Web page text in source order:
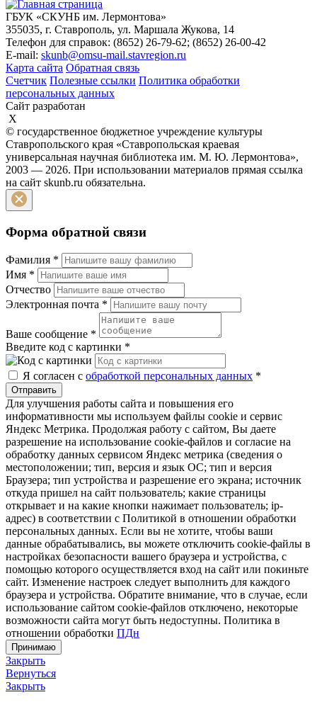
ГБУК «СКУНБ им. Лермонтова»
355035, г. Ставрополь, ул. Маршала Жукова, 14
Телефон для справок: (8652) 26-79-62; (8652) 26-00-42
E-mail: skunb@omsu-mail.stavregion.ru
Карта сайта Обратная связь
Счетчик Полезные ссылки Политика обработки
персональных данных
Сайт разработан
X
© государственное бюджетное учреждение культуры
Ставропольского края «Ставропольская краевая
универсальная научная библиотека им. М. Ю. Лермонтова»,
2003 — 2026. При использовании материалов прямая ссылка
на сайт skunb.ru обязательна.
Форма обратной связи
Фамилия *
Имя *
Отчество
Электронная почта *
Ваше сообщение *
Введите код с картинки *
Я согласен с обработкой персональных данных *
Отправить
Для улучшения работы сайта и повышения его
информативности мы используем файлы cookie и сервис
Яндекс Метрика. Продолжая работу с сайтом, Вы даете
разрешение на использование cookie-файлов и согласие на
обработку данных сервисом Яндекс метрика (сведения о
местоположении; тип, версия и язык ОС; тип и версия
Браузера; тип устройства и разрешение его экрана; источник
откуда пришел на сайт пользователь; какие страницы
открывает и на какие кнопки нажимает пользователь; ip-
адрес) в соответствии с Политикой в отношении обработки
персональных данных. Если вы не хотите, чтобы ваши
данные обрабатывались, вы можете отключить cookie-файлы в
настройках безопасности вашего браузера и устройства, с
помощью которого осуществляется вход на сайт или покиньте
сайт. Изменение настроек следует выполнить для каждого
браузера и устройства. Обратите внимание, что в случае, если
использование сайтом cookie-файлов отключено, некоторые
возможности сайта могут быть недоступны. Политика в
отношении обработки ПДн
Принимаю
Закрыть
Вернуться
Закрыть